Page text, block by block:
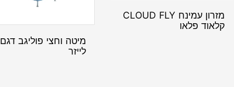
מזרון עמינח CLOUD FLY
קלאוד פלאו
מיטה וחצי פוליגב דגם
לייזר